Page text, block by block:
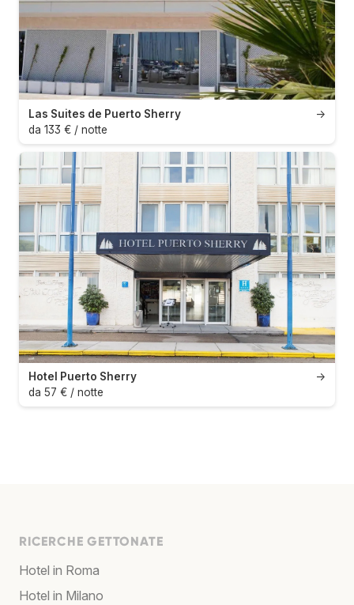
→
Las Suites de Puerto Sherry
da 133 € / notte
→
Hotel Puerto Sherry
da 57 € / notte
RICERCHE GETTONATE
Hotel in Roma
Hotel in Milano